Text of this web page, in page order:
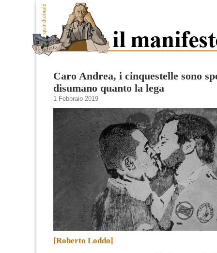
Caro Andrea, i cinquestelle sono
disumano quanto la lega
1 Febbraio 2019
[Roberto Loddo]